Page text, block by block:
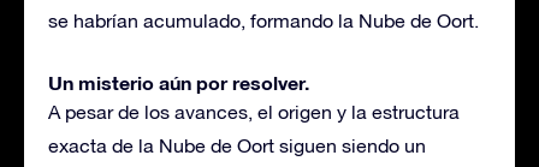
se habrían acumulado, formando la Nube de Oort.
Un misterio aún por resolver.
A pesar de los avances, el origen y la estructura
exacta de la Nube de Oort siguen siendo un